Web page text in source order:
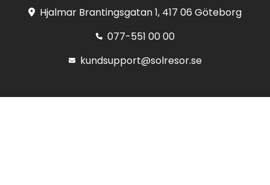
Hjalmar Brantingsgatan 1, 417 06 Göteborg
077-551 00 00
kundsupport@solresor.se